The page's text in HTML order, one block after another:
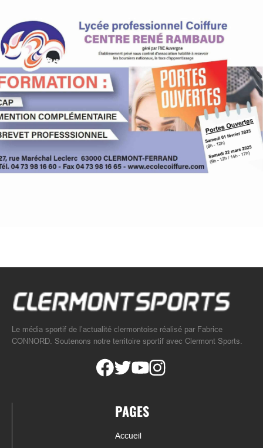
Le média sportif de l’actualité clermontoise réalisé par Fabrice
CONNORD. Soutenons notre territoire sportif avec Clermont Sports.
PAGES
Accueil